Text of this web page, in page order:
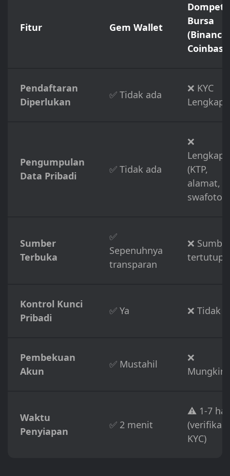
Fitur Gem Wallet
Dompet
Bursa
(Binance,
Pendaftaran
Diperlukan
✅ Tidak ada
❌ KYC
Lengkap
Pengumpulan
Data Pribadi
✅ Tidak ada
❌
Lengkap
(KTP,
alamat,
swafoto)
Sumber
Terbuka
✅
Sepenuhnya
transparan
❌
tertutup
Kontrol Kunci
Pribadi
✅ Ya ❌ Tidak
Pembekuan
Akun
✅ Mustahil
❌
Mungkin
Waktu
Penyiapan
✅ 2 menit
⚠️ 1-7
(verifikasi
KYC)